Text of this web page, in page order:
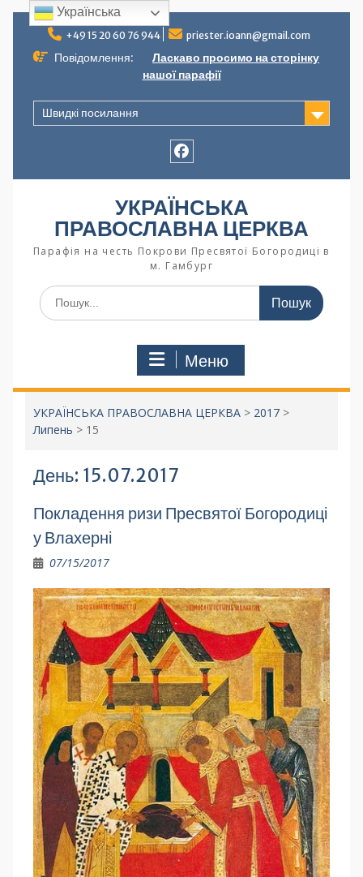
+49 15 20 60 76 944 priester.ioann@gmail.com
Повідомлення:
Ласкаво просимо на сторінку
нашої парафії
Швидкі посилання
УКРАЇНСЬКА
ПРАВОСЛАВНА ЦЕРКВА
Парафія на честь Покрови Пресвятої Богородиці в
м. Гамбург
Меню
УКРАЇНСЬКА ПРАВОСЛАВНА ЦЕРКВА> 2017>
Липень > 15
День: 15.07.2017
Покладення ризи Пресвятої Богородиці
у Влахерні
07/15/2017
Українська